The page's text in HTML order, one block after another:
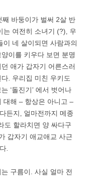
바둥이가 벌써 2살 반
는 여전히 소녀기 (?), 우
이 네 살이되면 사람과의
이를 키우다 보면 분명
애가 갑자기 어른스러
. 우리집 미친 우키도
‘돌진기’ 에서 벗어나
대해 – 항상은 아니고 –
든지, 얼마전까지 메종
도 할라치면 양 싸다구
갑자기 애교애교 사근
.
구름이. 사실 얼마 전